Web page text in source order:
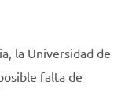
la Universidad de
falta de